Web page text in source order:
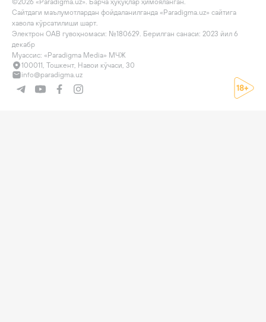
©2026 «Paradigma.uz». Барча ҳуқуқлар ҳимояланган.
Сайтдаги маълумотлардан фойдаланилганда «Paradigma.uz» сайтига
хавола кўрсатилиши шарт.
Электрон ОАВ гувоҳномаси: №180629. Берилган санаси: 2023 йил 6
декабр
Муассис: «Paradigma Media» МЧЖ
100011, Тошкент, Навои кўчаси, 30
info@paradigma.uz